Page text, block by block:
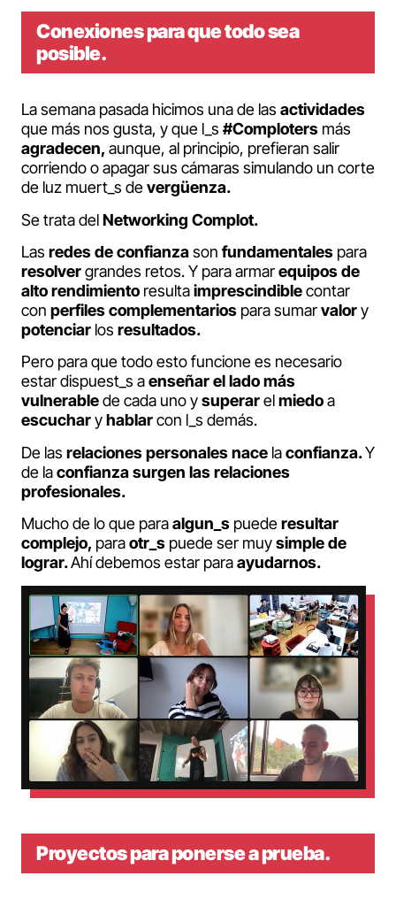
Conexiones para que todo sea
posible.
La semana pasada hicimos una de las actividades
que más nos gusta, y que l_s #Comploters más
agradecen, aunque, al principio, prefieran salir
corriendo o apagar sus cámaras simulando un corte
de luz muert_s devergüenza.
Se trata delNetworking Complot.
Las redes de confianzason fundamentales para
resolvergrandes retos. Y para armarequipos de
alto rendimiento resultaimprescindiblecontar
con perfiles complementarios para sumarvalory
potenciar los resultados.
Pero para que todo esto funcione es necesario
estar dispuest_s aenseñar el lado más
vulnerablede cada uno ysuperarelmiedoa
escucharyhablarcon l_s demás.
De las relaciones personales nace laconfianza.Y
de laconfianza surgen las relaciones
profesionales.
Mucho de lo que paraalgun_s puederesultar
complejo, paraotr_s puede ser muysimple de
lograr.Ahí debemos estar paraayudarnos.
Proyectos para ponerse a prueba.